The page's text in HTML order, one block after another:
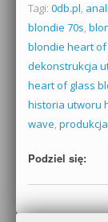
Tagi: 0db.pl,
blondie 70s,
blondie heart
dekonstrukcja
heart of glass
historia utworu
wave,
Podziel się: